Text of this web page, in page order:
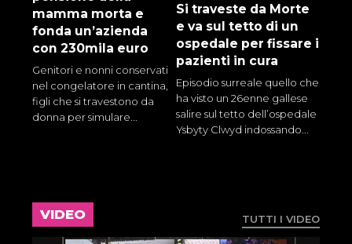
mamma morta e
fonda un’azienda
con 230mila euro
Genitori e nonni conservati
nel congelatore in cantina,
figli che si travestono da
donna per simulare...
Si traveste da Morte
e va sul tetto di un
ospedale per fissare i
pazienti in cura
Episodio surreale quello che
ha visto un 26enne gallese
salire sul tetto dell’ospedale
Ysbyty Clwyd indossando...
VIDEO TUTTI I VIDEO